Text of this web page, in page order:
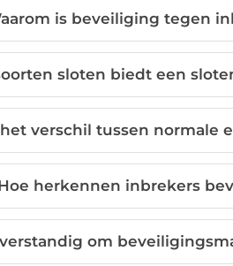
is beveiliging tegen
sloten biedt een
verschil tussen normale
herkennen inbrekers
om